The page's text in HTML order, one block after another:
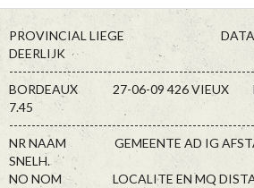
Result. clubs, Provincial, (Inter)National
RFCB / KBDB
PROVINCIAL LIEGE DATA
DEERLIJK
BORDEAUX 27-06-09 426 VIEUX
7.45
NR NAAM GEMEENTE AD IG
SNELH.
NO NOM LOCALITE EN MQ